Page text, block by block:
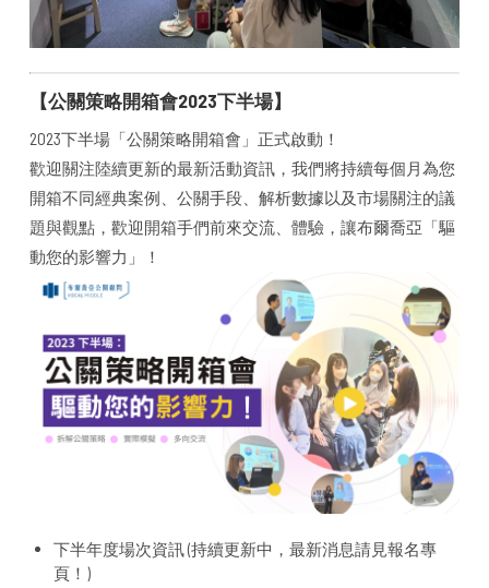
【公關策略開箱會2023下半場】
2023下半場「公關策略開箱會」正式啟動！
歡迎關注陸續更新的最新活動資訊，我們將持續每個月為您
開箱不同經典案例、公關手段、解析數據以及市場關注的議
題與觀點，歡迎開箱手們前來交流、體驗，讓布爾喬亞「驅
動您的影響力」！
下半年度場次資訊 (持續更新中，最新消息請見報名專
頁！)